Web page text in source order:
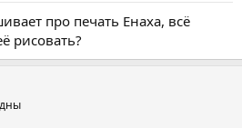
про печать Енаха, всё
рисовать?